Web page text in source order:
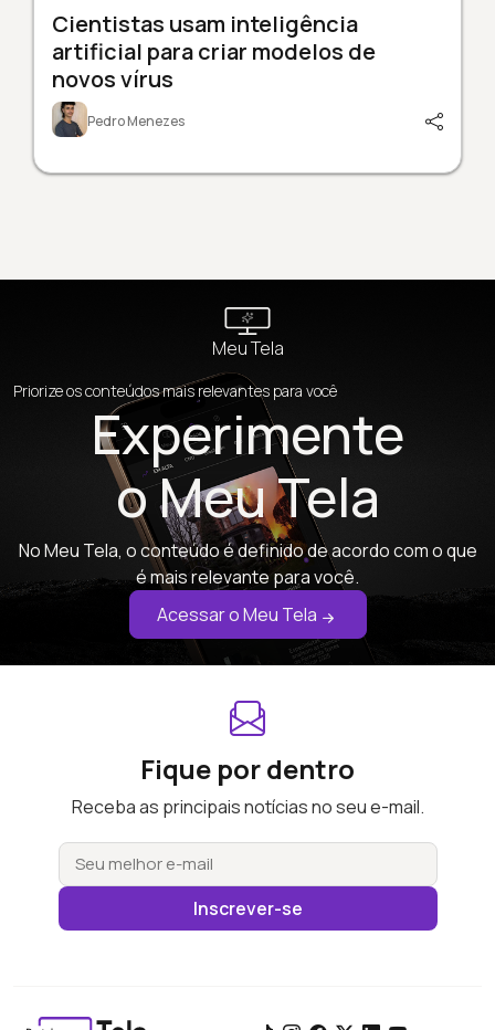
Cientistas usam inteligência
artificial para criar modelos de
novos vírus
Pedro Menezes
Meu Tela
Priorize os conteúdos mais relevantes para você
Experimente
o Meu Tela
No Meu Tela, o conteúdo é definido de acordo com o que
é mais relevante para você.
Acessar o Meu Tela
Fique por dentro
Receba as principais notícias no seu e-mail.
Inscrever-se